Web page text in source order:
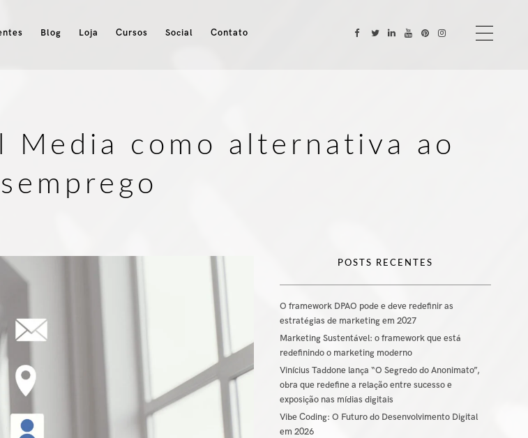
Blog Loja Cursos Social Contato
Media como alternativa ao
POSTS RECENTES
O framework DPAO pode e deve redefinir as
estratégias de marketing em 2027
Marketing Sustentável: o framework que está
redefinindo o marketing moderno
Vinícius Taddone lança “O Segredo do Anonimato”,
obra que redefine a relação entre sucesso e
exposição nas mídias digitais
Vibe Coding: O Futuro do Desenvolvimento Digital
em 2026